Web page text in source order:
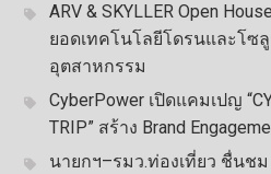
ARV & SKYLLER Open
ยอดเทคโนโลยีโดรนและโซ
อุตสาหกรรม
CyberPower เปิดแคมเปญ
TRIP” สร้าง Brand
นายกฯ–รมว.ท่องเที่ยว ชื่นชม